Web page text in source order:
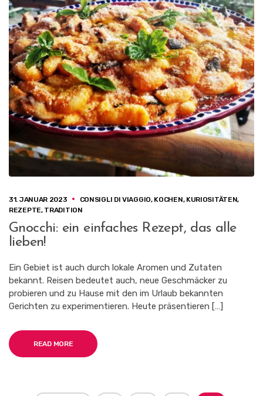
31. JANUAR 2023 CONSIGLI DI VIAGGIO, KOCHEN, KURIOSITÄTEN,
REZEPTE, TRADITION
Gnocchi: ein einfaches Rezept, das alle
lieben!
Ein Gebiet ist auch durch lokale Aromen und Zutaten
bekannt. Reisen bedeutet auch, neue Geschmäcker zu
probieren und zu Hause mit den im Urlaub bekannten
Gerichten zu experimentieren. Heute präsentieren […]
READ MORE